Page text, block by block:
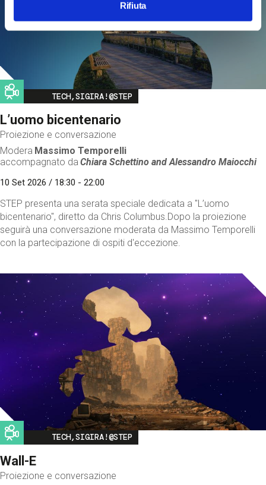
Rifiuta
Image
TECH,SIGIRA!@STEP
L’uomo bicentenario
Proiezione e conversazione
Modera Massimo Temporelli
accompagnato da Chiara Schettino andAlessandro Maiocchi
10 Set 2026 / 18:30 - 22:00
STEP presenta una serata speciale dedicata a "L’uomo
bicentenario", diretto da Chris Columbus.Dopo la proiezione
seguirà una conversazione moderata da Massimo Temporelli
con la partecipazione di ospiti d'eccezione.
Image
TECH,SIGIRA!@STEP
Wall-E
Proiezione e conversazione